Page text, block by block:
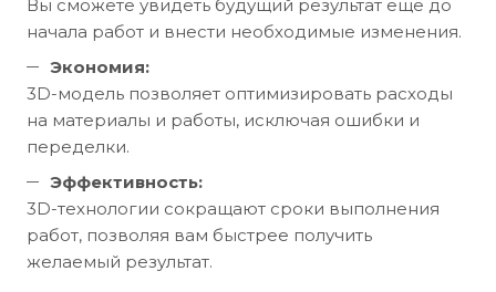
Вы сможете увидеть будущий результат еще до
начала работ и внести необходимые изменения.
Экономия:
3D-модель позволяет оптимизировать расходы
на материалы и работы, исключая ошибки и
переделки.
Эффективность:
3D-технологии сокращают сроки выполнения
работ, позволяя вам быстрее получить
желаемый результат.